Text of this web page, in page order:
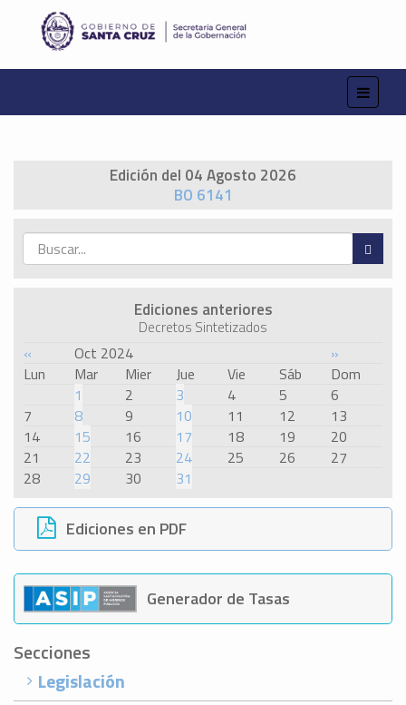
Edición del 04 Agosto 2026
BO 6141
Ediciones anteriores
Decretos Sintetizados
« Oct 2024
»
Lun
Mar Mier Jue Vie Sáb
Dom
1
2 3 4 5
6
7
8 9 10 11 12
13
14
15 16 17 18 19
20
21
22 23 24 25 26
27
28
29 30 31
Ediciones en PDF
Generador de Tasas
Secciones
Legislación